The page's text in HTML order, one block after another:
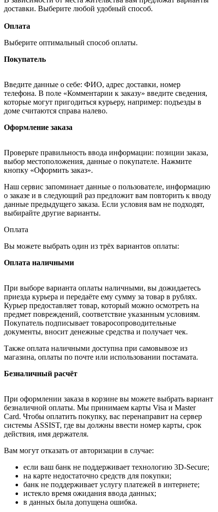
доставки. Выберите любой удобный способ.
Оплата
Выберите оптимальный способ оплаты.
Покупатель
Введите данные о себе: ФИО, адрес доставки, номер
телефона. В поле «Комментарии к заказу» введите сведения,
которые могут пригодиться курьеру, например: подъезды в
доме считаются справа налево.
Оформление заказа
Проверьте правильность ввода информации: позиции заказа,
выбор местоположения, данные о покупателе. Нажмите
кнопку «Оформить заказ».
Наш сервис запоминает данные о пользователе, информацию
о заказе и в следующий раз предложит вам повторить к вводу
данные предыдущего заказа. Если условия вам не подходят,
выбирайте другие варианты.
Оплата
Вы можете выбрать один из трёх вариантов оплаты:
Оплата наличными
При выборе варианта оплаты наличными, вы дожидаетесь
приезда курьера и передаёте ему сумму за товар в рублях.
Курьер предоставляет товар, который можно осмотреть на
предмет повреждений, соответствие указанным условиям.
Покупатель подписывает товаросопроводительные
документы, вносит денежные средства и получает чек.
Также оплата наличными доступна при самовывозе из
магазина, оплаты по почте или использовании постамата.
Безналичный расчёт
При оформлении заказа в корзине вы можете выбрать вариант
безналичной оплаты. Мы принимаем карты Visa и Master
Card. Чтобы оплатить покупку, вас перенаправит на сервер
системы ASSIST, где вы должны ввести номер карты, срок
действия, имя держателя.
Вам могут отказать от авторизации в случае:
если ваш банк не поддерживает технологию 3D-Secure;
на карте недостаточно средств для покупки;
банк не поддерживает услугу платежей в интернете;
истекло время ожидания ввода данных;
в данных была допущена ошибка.